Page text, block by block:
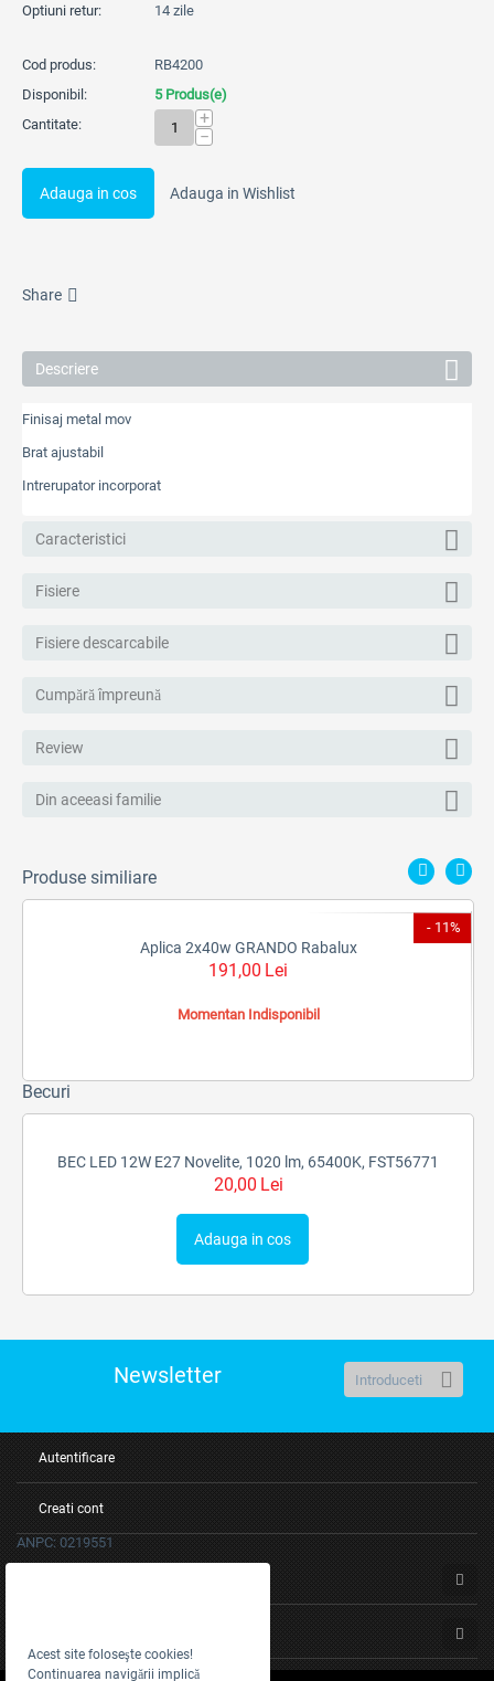
Optiuni retur: 14 zile
Cod produs:
RB4200
Disponibil:
5 Produs(e)
Cantitate:
+
−
Adauga in cos Adauga in Wishlist
Share
Descriere
Finisaj metal mov
Brat ajustabil
Intrerupator incorporat
Caracteristici
Fisiere
Fisiere descarcabile
Cumpără împreună
Review
Din aceeasi familie
Produse similiare
- 11%
Aplica 2x40w GRANDO Rabalux
191,00 Lei
Momentan Indisponibil
Becuri
BEC LED 12W E27 Novelite, 1020 lm, 65400K, FST56771
20,00 Lei
Adauga in cos
Newsletter
Autentificare
Creati cont
ANPC: 0219551
Acest site foloseşte cookies!
Continuarea navigării implică